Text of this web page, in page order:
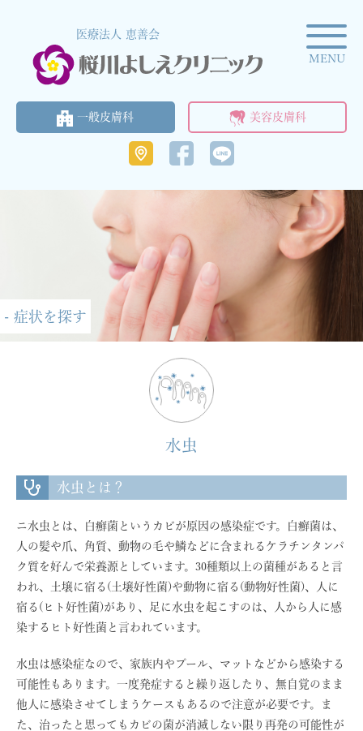
医療法人 恵善会
一般皮膚科 美容皮膚科
MENU
- 症状を探す
水虫
水虫とは？
ニ水虫とは、白癬菌というカビが原因の感染症です。白癬菌は、
人の髪や爪、角質、動物の毛や鱗などに含まれるケラチンタンパ
ク質を好んで栄養源としています。30種類以上の菌種があると言
われ、土壌に宿る(土壌好性菌)や動物に宿る(動物好性菌)、人に
宿る(ヒト好性菌)があり、足に水虫を起こすのは、人から人に感
染するヒト好性菌と言われています。
水虫は感染症なので、家族内やプール、マットなどから感染する
可能性もあります。一度発症すると繰り返したり、無自覚のまま
他人に感染させてしまうケースもあるので注意が必要です。ま
た、治ったと思ってもカビの菌が消滅しない限り再発の可能性が